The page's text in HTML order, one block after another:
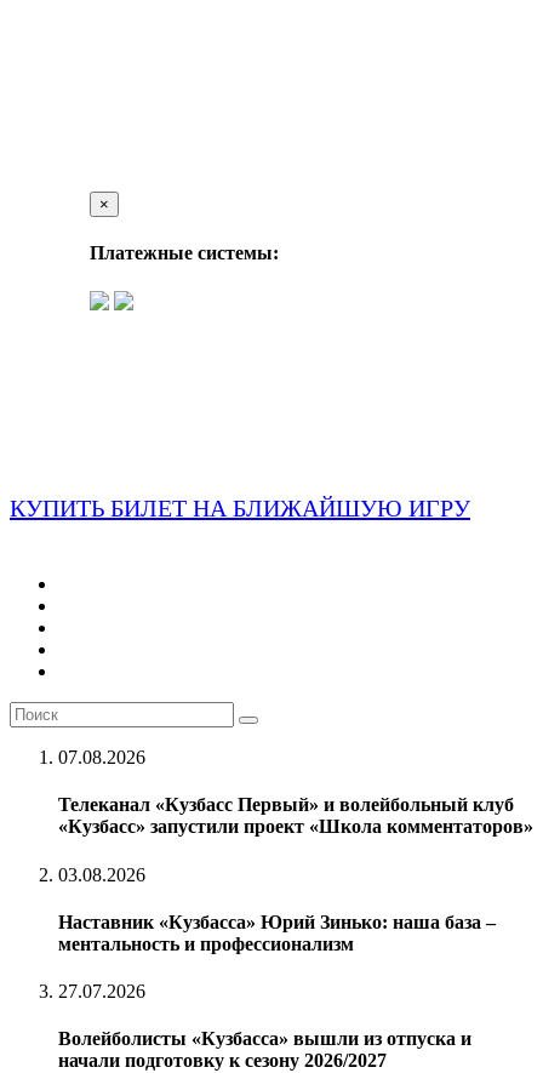
×
Платежные системы:
КУПИТЬ БИЛЕТ НА БЛИЖАЙШУЮ ИГРУ
07.08.2026
Телеканал «Кузбасс Первый» и волейбольный клуб
«Кузбасс» запустили проект «Школа комментаторов»
03.08.2026
Наставник «Кузбасса» Юрий Зинько: наша база –
ментальность и профессионализм
27.07.2026
Волейболисты «Кузбасса» вышли из отпуска и
начали подготовку к сезону 2026/2027